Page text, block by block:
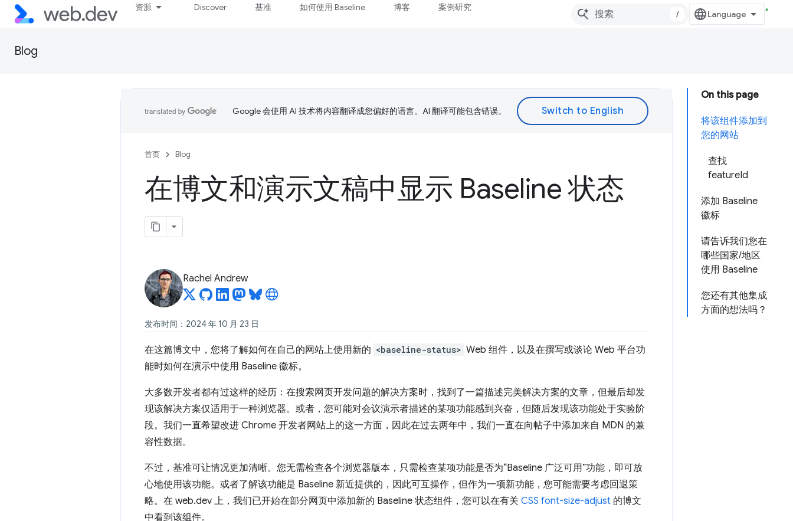
资源 Discover 基准 如何使用 Baseline 博客 案例研究
/
Blog
On this page
将该组件添加到
您的网站
查找
featureId
添加 Baseline
徽标
请告诉我们您在
哪些国家/地区
使用 Baseline
您还有其他集成
方面的想法吗？
Google 会使用 AI 技术将内容翻译成您偏好的语言。AI 翻译可能包含错误。
首页 Blog
在博文和演示文稿中显示 Baseline 状态
Rachel Andrew
发布时间：2024 年 10 月 23 日
在这篇博文中，您将了解如何在自己的网站上使用新的 <baseline-status> Web 组件，以及在撰写或谈论 Web 平台功
能时如何在演示中使用 Baseline 徽标。
大多数开发者都有过这样的经历：在搜索网页开发问题的解决方案时，找到了一篇描述完美解决方案的文章，但最后却发
现该解决方案仅适用于一种浏览器。或者，您可能对会议演示者描述的某项功能感到兴奋，但随后发现该功能处于实验阶
段。我们一直希望改进 Chrome 开发者网站上的这一方面，因此在过去两年中，我们一直在向帖子中添加来自 MDN 的兼
容性数据。
不过，基准可让情况更加清晰。您无需检查各个浏览器版本，只需检查某项功能是否为“Baseline 广泛可用”功能，即可放
心地使用该功能。或者了解该功能是 Baseline 新近提供的，因此可互操作，但作为一项新功能，您可能需要考虑回退策
略。在 web.dev 上，我们已开始在部分网页中添加新的 Baseline 状态组件，您可以在有关 CSS font-size-adjust 的博文
中看到该组件。